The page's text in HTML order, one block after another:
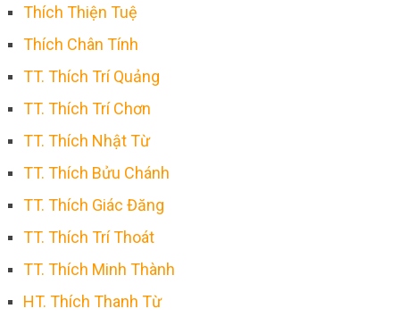
Thích Thiện Tuệ
Thích Chân Tính
TT. Thích Trí Quảng
TT. Thích Trí Chơn
TT. Thích Nhật Từ
TT. Thích Bửu Chánh
TT. Thích Giác Đăng
TT. Thích Trí Thoát
TT. Thích Minh Thành
HT. Thích Thanh Từ